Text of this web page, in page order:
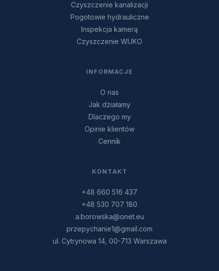
Czyszczenie kanalizacji
Pogotowie hydrauliczne
Inspekcja kamerą
Czyszczenie WUKO
INFORMACJE
O nas
Jak działamy
Dlaczego my
Opinie klientów
Cennik
KONTAKT
+48 660 516 437
+48 530 707 180
a.borowska@onet.eu
przepychanie1@gmail.com
ul. Cytrynowa 14, 00-713 Warszawa